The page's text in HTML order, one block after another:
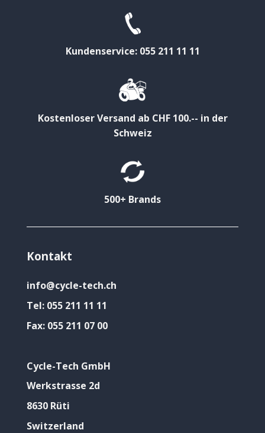
Kundenservice: 055 211 11 11
Kostenloser Versand ab CHF 100.-- in der
Schweiz
500+ Brands
Kontakt
info@cycle-tech.ch
Tel: 055 211 11 11
Fax: 055 211 07 00
Cycle-Tech GmbH
Werkstrasse 2d
8630 Rüti
Switzerland